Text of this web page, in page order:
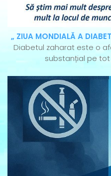
„ ZIUA MONDIALĂ A
Diabetul zaharat este o
substanțial pe tot